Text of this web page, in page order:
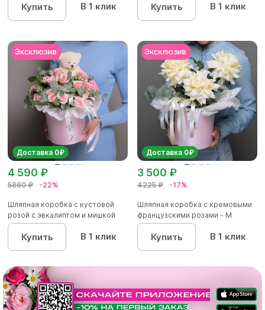
Купить В 1 клик Купить В 1 клик
Доставка 0₽
5860 ₽ -22%
4 590 ₽
Шляпная коробка с кустовой
розой с эвкалиптом и мишкой
Купить В 1 клик
Доставка 0₽
4225 ₽ -17%
3 500 ₽
Шляпная коробка с кремовыми
французскими розами - M
Купить В 1 клик